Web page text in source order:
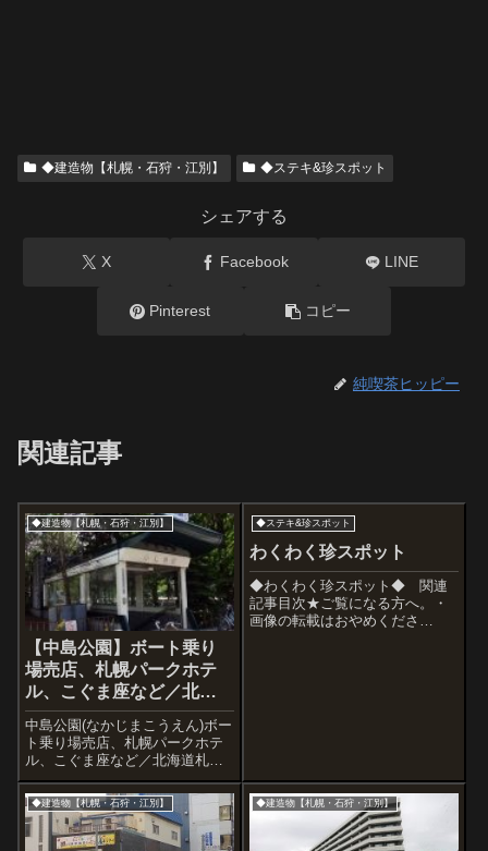
◆建造物【札幌・石狩・江別】 ◆ステキ&珍スポット
シェアする
X Facebook LINE
Pinterest コピー
純喫茶ヒッピー
関連記事
◆建造物【札幌・石狩・江別】
【中島公園】ボート乗り
場売店、札幌パークホテ
ル、こぐま座など／北海
道札幌市
中島公園(なかじまこうえん)ボー
ト乗り場売店、札幌パークホテ
ル、こぐま座など／北海道札幌
市天気が良いので中島公園に行
ってみましょう。JR札幌駅南口
から続く札幌駅前通の南端(スス
キノから少し南)にある公園です
ごく広い、池や小川もあるのど
◆ステキ&珍スポット
わくわく珍スポット
◆わくわく珍スポット◆ 関連
記事目次★ご覧になる方へ。・
画像の転載はおやめくださ
◆建造物【札幌・石狩・江別】 ◆建造物【札幌・石狩・江別】